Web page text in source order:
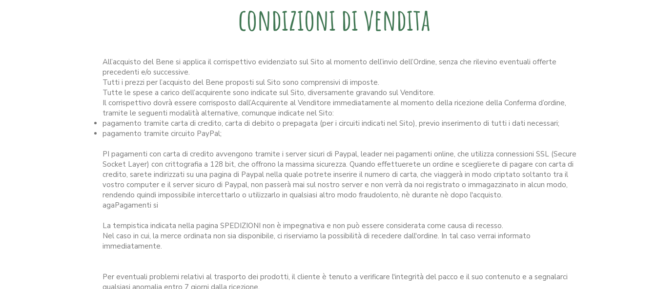
condizioni di vendita
All’acquisto del Bene si applica il corrispettivo evidenziato sul Sito al momento dell’invio dell’Ordine, senza che rilevino eventuali offerte
precedenti e/o successive.
Tutti i prezzi per l’acquisto del Bene proposti sul Sito sono comprensivi di imposte.
Tutte le spese a carico dell’acquirente sono indicate sul Sito, diversamente gravando sul Venditore.
Il corrispettivo dovrà essere corrisposto dall’Acquirente al Venditore immediatamente al momento della ricezione della Conferma d’ordine,
tramite le seguenti modalità alternative, comunque indicate nel Sito:
pagamento tramite carta di credito, carta di debito o prepagata (per i circuiti indicati nel Sito), previo inserimento di tutti i dati necessari;
pagamento tramite circuito PayPal;
PI pagamenti con carta di credito avvengono tramite i server sicuri di Paypal, leader nei pagamenti online, che utilizza connessioni SSL (Secure
Socket Layer) con crittografia a 128 bit, che offrono la massima sicurezza. Quando effettuerete un ordine e sceglierete di pagare con carta di
credito, sarete indirizzati su una pagina di Paypal nella quale potrete inserire il numero di carta, che viaggerà in modo criptato soltanto tra il
vostro computer e il server sicuro di Paypal, non passerà mai sul nostro server e non verrà da noi registrato o immagazzinato in alcun modo,
rendendo quindi impossibile intercettarlo o utilizzarlo in qualsiasi altro modo fraudolento, nè durante nè dopo l'acquisto.
agaPagamenti si
La tempistica indicata nella pagina SPEDIZIONI non è impegnativa e non può essere considerata come causa di recesso.
Nel caso in cui, la merce ordinata non sia disponibile, ci riserviamo la possibilità di recedere dall'ordine. In tal caso verrai informato
immediatamente.
Per eventuali problemi relativi al trasporto dei prodotti, il cliente è tenuto a verificare l'integrità del pacco e il suo contenuto e a segnalarci